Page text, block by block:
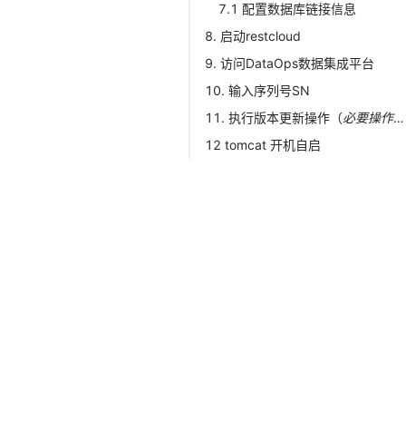
7.1 配置数据库链接信息
8. 启动restcloud
9. 访问DataOps数据集成平台
10. 输入序列号SN
11. 执行版本更新操作（必要操作，不执行系统功能可能无法正常运行
12 tomcat 开机自启